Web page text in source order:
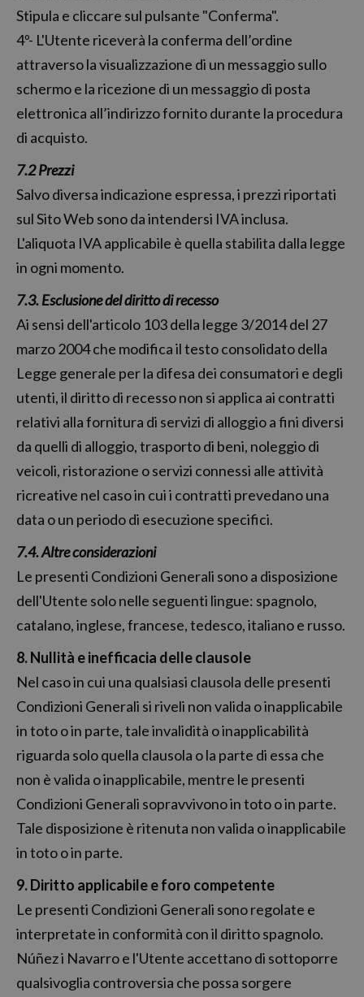
Stipula e cliccare sul pulsante "Conferma".
4º- L'Utente riceverà la conferma dell’ordine
attraverso la visualizzazione di un messaggio sullo
schermo e la ricezione di un messaggio di posta
elettronica all’indirizzo fornito durante la procedura
di acquisto.
7.2 Prezzi
Salvo diversa indicazione espressa, i prezzi riportati
sul Sito Web sono da intendersi IVA inclusa.
L'aliquota IVA applicabile è quella stabilita dalla legge
in ogni momento.
7.3. Esclusione del diritto di recesso
Ai sensi dell'articolo 103 della legge 3/2014 del 27
marzo 2004 che modifica il testo consolidato della
Legge generale per la difesa dei consumatori e degli
utenti, il diritto di recesso non si applica ai contratti
relativi alla fornitura di servizi di alloggio a fini diversi
da quelli di alloggio, trasporto di beni, noleggio di
veicoli, ristorazione o servizi connessi alle attività
ricreative nel caso in cui i contratti prevedano una
data o un periodo di esecuzione specifici.
7.4. Altre considerazioni
Le presenti Condizioni Generali sono a disposizione
dell'Utente solo nelle seguenti lingue: spagnolo,
catalano, inglese, francese, tedesco, italiano e russo.
8. Nullità e inefficacia delle clausole
Nel caso in cui una qualsiasi clausola delle presenti
Condizioni Generali si riveli non valida o inapplicabile
in toto o in parte, tale invalidità o inapplicabilità
riguarda solo quella clausola o la parte di essa che
non è valida o inapplicabile, mentre le presenti
Condizioni Generali sopravvivono in toto o in parte.
Tale disposizione è ritenuta non valida o inapplicabile
in toto o in parte.
9. Diritto applicabile e foro competente
Le presenti Condizioni Generali sono regolate e
interpretate in conformità con il diritto spagnolo.
Núñez i Navarro e l'Utente accettano di sottoporre
qualsivoglia controversia che possa sorgere